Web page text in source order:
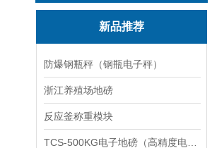
新品推荐
防爆钢瓶秤（钢瓶电子秤）
浙江养殖场地磅
反应釜称重模块